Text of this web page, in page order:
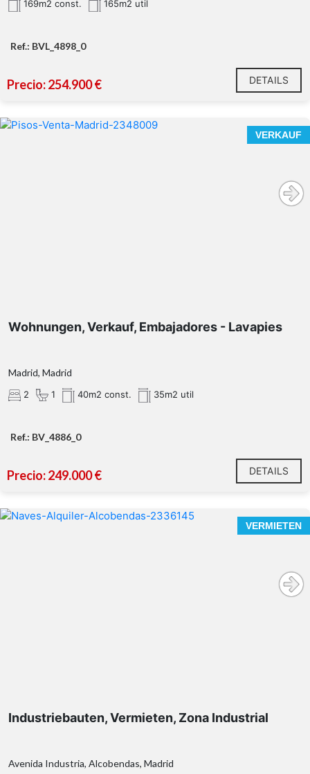
169m2 const. 165m2 util
Ref.: BVL_4898_0
Precio: 254.900 € DETAILS
VERKAUF
Wohnungen, Verkauf, Embajadores - Lavapies
Madrid, Madrid
2 1 40m2 const. 35m2 util
Ref.: BV_4886_0
Precio: 249.000 € DETAILS
VERMIETEN
Industriebauten, Vermieten, Zona Industrial
Avenida Industria, Alcobendas, Madrid